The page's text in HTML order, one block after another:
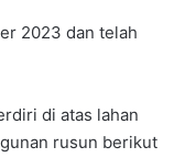
2023 dan telah
di atas lahan
rusun berikut